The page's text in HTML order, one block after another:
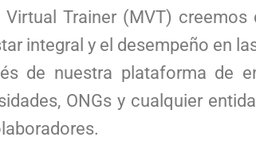
Virtual Trainer (MVT)
integral y el desempeño en
de nuestra plataforma de
ONGs y cualquier